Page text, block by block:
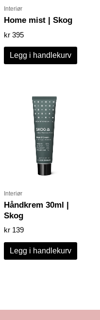
Interiør
Home mist | Skog
kr 395
Legg i handlekurv
Interiør
Håndkrem 30ml |
Skog
kr 139
Legg i handlekurv